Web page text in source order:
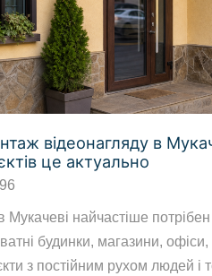
відеонагляду в
це актуально
96
Мукачеві найчастіше
будинки, магазини,
з постійним рухом людей і